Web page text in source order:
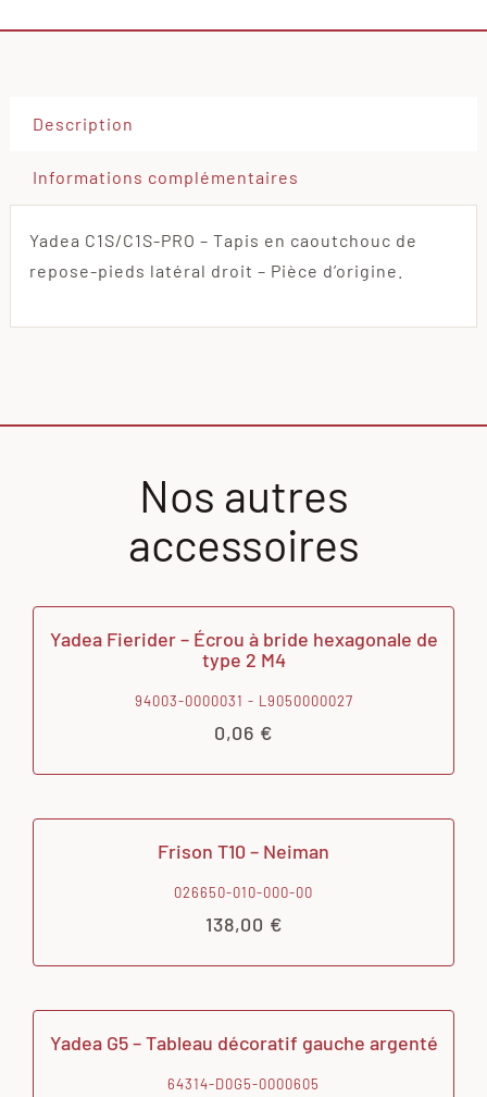
repose-
droit
Description
Informations complémentaires
Yadea C1S/C1S-PRO – Tapis en caoutchouc de
repose-pieds latéral droit – Pièce d’origine.
Nos autres
accessoires
Yadea Fierider – Écrou à bride hexagonale de
type 2 M4
94003-0000031 - L9050000027
0,06 €
Frison T10 – Neiman
026650-010-000-00
138,00 €
Yadea G5 – Tableau décoratif gauche argenté
64314-D0G5-0000605